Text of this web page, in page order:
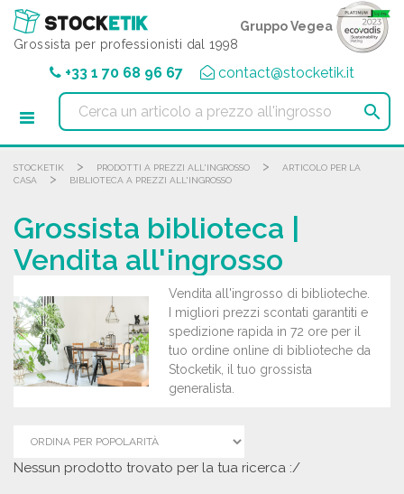
Grossista per professionisti dal 1998
Gruppo Vegea
+33 1 70 68 96 67 contact@stocketik.it

STOCKETIK > PRODOTTI A PREZZI ALL'INGROSSO >
ARTICOLO PER LA
CASA
> BIBLIOTECA A PREZZI ALL'INGROSSO
Grossista biblioteca |
Vendita all'ingrosso
Vendita all'ingrosso di biblioteche.
I migliori prezzi scontati garantiti e
spedizione rapida in 72 ore per il
tuo ordine online di biblioteche da
Stocketik, il tuo grossista
generalista.
Nessun prodotto trovato per la tua ricerca :/
Pannello di gestione dei cookies